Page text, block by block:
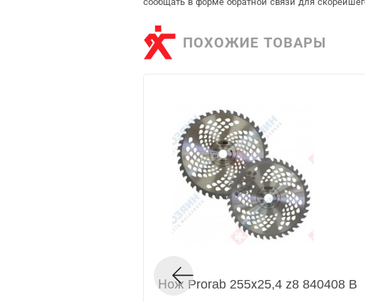
ПОХОЖИЕ ТОВАРЫ
Нож Prorab 255х25,4 z8 840408 B